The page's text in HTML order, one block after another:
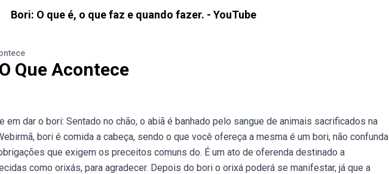
Bori: O que é, o que faz e quando fazer. - YouTube
Que Acontece
em dar o bori: Sentado no chão, o abiã é banhado pelo sangue de animais sacrificados na
bori é comida a cabeça, sendo o que você ofereça a mesma é um bori, não confunda
que exigem os preceitos comuns do. É um ato de oferenda destinado a
como orixás, para agradecer. Depois do bori o orixá poderá se manifestar, já que a